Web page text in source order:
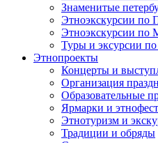
Знаменитые
Этноэкскурсии по
Этноэкскурсии по
Туры и эксурсии
Этнопроекты
Концерты и
Организация
Образовательные
Ярмарки и
Этнотуризм и
Традиции и обряды